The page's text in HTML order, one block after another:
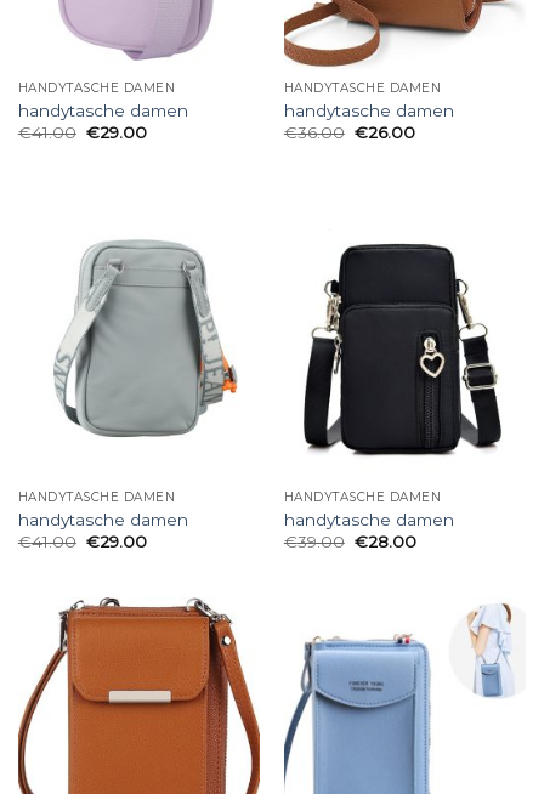
HANDYTASCHE DAMEN
handytasche damen
€41.00 €29.00
HANDYTASCHE DAMEN
handytasche damen
€36.00 €26.00
HANDYTASCHE DAMEN
handytasche damen
€41.00 €29.00
HANDYTASCHE DAMEN
handytasche damen
€39.00 €28.00